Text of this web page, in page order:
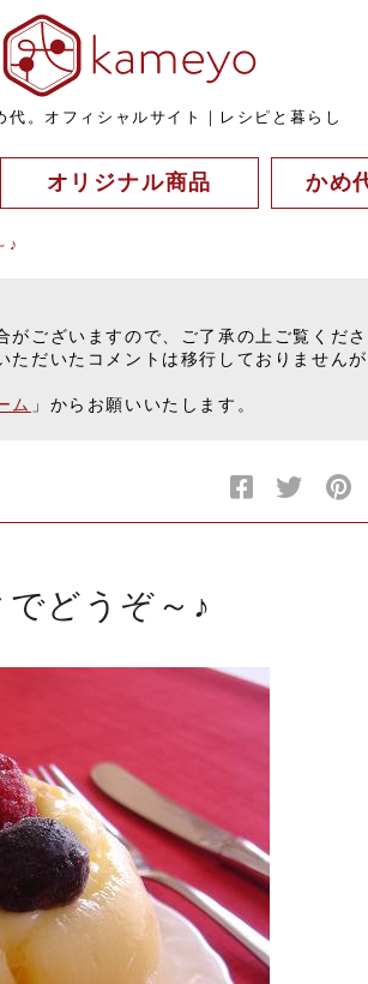
代。オフィシャルサイト｜レシピと暮らし
オリジナル商品 かめ
♪
ございますので、ご了承の上ご覧くださ
だいたコメントは移行しておりません
ム 」からお願いいたします。
どうぞ～♪